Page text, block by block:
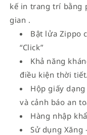
kế in trang trí bằng
gian .
Bật lửa Zippo
“Click”
Khả năng
điều kiện thời tiết.
Hộp giấy
và cảnh báo an
Hàng nhập
Sử dụng Xăng